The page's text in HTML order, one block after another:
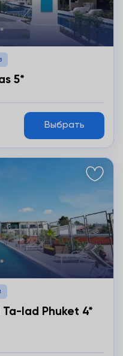
5*
Выбрать
Iad Phuket 4*